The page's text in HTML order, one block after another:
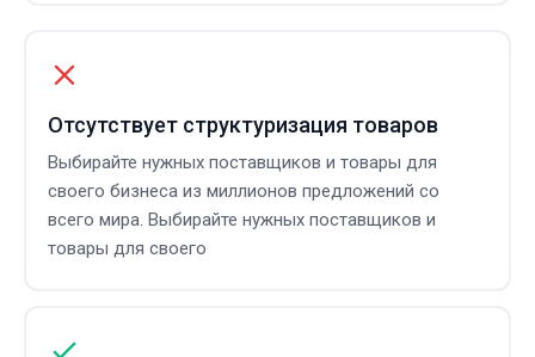
Отсутствует структуризация товаров
Выбирайте нужных поставщиков и товары для
своего бизнеса из миллионов предложений со
всего мира. Выбирайте нужных поставщиков и
товары для своего